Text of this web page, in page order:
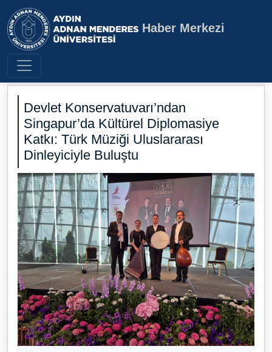
Aydın Adnan Menderes
Haber Merkezi
Devlet Konservatuvarı’ndan
Singapur’da Kültürel Diplomasiye
Katkı: Türk Müziği Uluslararası
Dinleyiciyle Buluştu